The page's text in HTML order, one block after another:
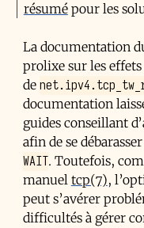
résumépour les
La documentation
prolixe sur les effets
de
documentation
guides conseillant
afin de se
WAIT. Toutefois,
manuel tcp(7),
peut s’avérer
difficultés à gérer